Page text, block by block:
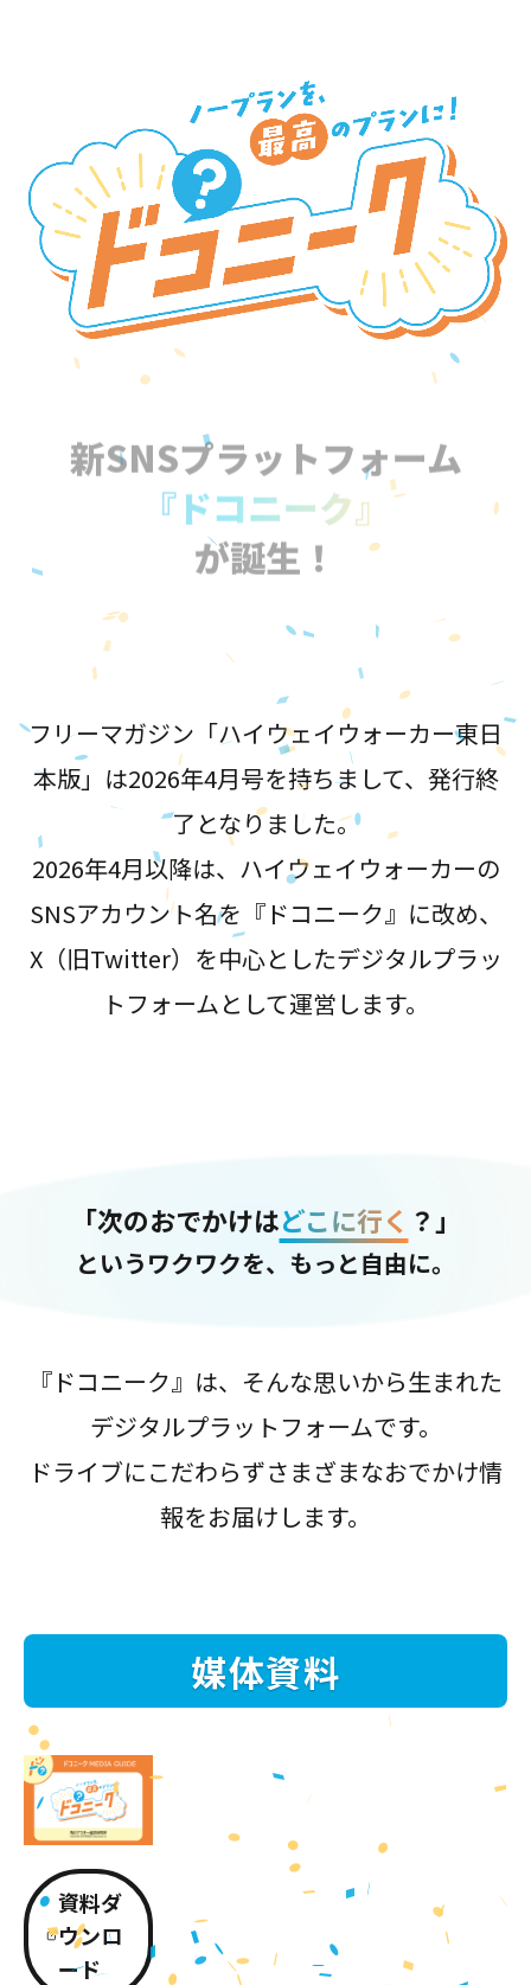
新SNSプラットフォーム
『ドコニーク』
が誕生！
フリーマガジン「ハイウェイウォーカー東日
本版」は2026年4月号を持ちまして、発行終
了となりました。
2026年4月以降は、ハイウェイウォーカーの
SNSアカウント名を『ドコニーク』に改め、
X（旧Twitter）を中心としたデジタルプラッ
トフォームとして運営します。
「次のおでかけはどこに行く ？」
というワクワクを、もっと自由に。
『ドコニーク』は、そんな思いから生まれた
デジタルプラットフォームです。
ドライブにこだわらずさまざまなおでかけ情
報をお届けします。
媒体資料
資料ダ
ウンロ
ード